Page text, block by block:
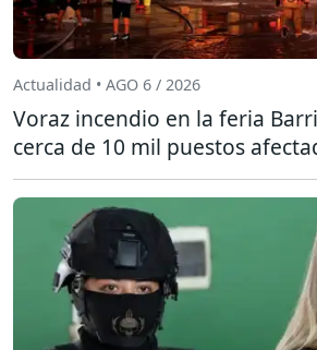
Actualidad • AGO 6 / 2026
Voraz incendio en la feria
cerca de 10 mil puestos